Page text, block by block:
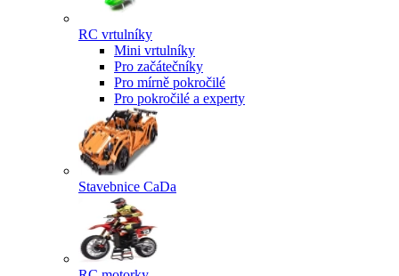
RC vrtulníky
Mini vrtulníky
Pro začátečníky
Pro mírně pokročilé
Pro pokročilé a experty
Stavebnice CaDa